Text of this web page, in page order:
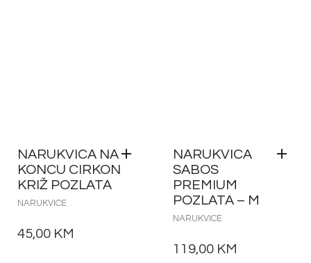
NARUKVICA NA
KONCU CIRKON
KRIŽ POZLATA
NARUKVICE
45,00 KM
NARUKVICA
SABOS
PREMIUM
POZLATA – M
NARUKVICE
119,00 KM